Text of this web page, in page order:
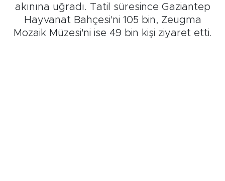
akınına uğradı. Tatil süresince Gaziantep
Hayvanat Bahçesi'ni 105 bin, Zeugma
Mozaik Müzesi'ni ise 49 bin kişi ziyaret etti.